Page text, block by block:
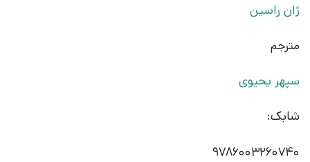
ژان راسین
مترجم
سپهر یحیوی
شابک:
9786003260740